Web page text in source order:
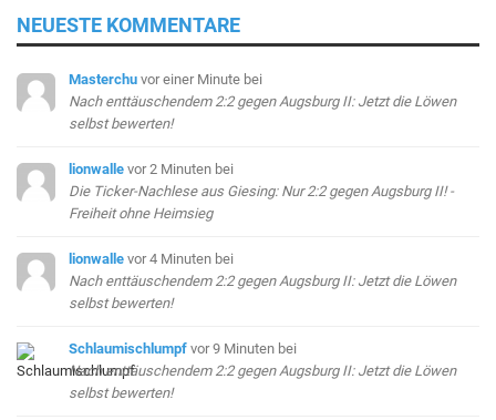
NEUESTE KOMMENTARE
Masterchu vor einer Minute bei
Nach enttäuschendem 2:2 gegen Augsburg II: Jetzt die Löwen
selbst bewerten!
lionwalle vor 2 Minuten bei
Die Ticker-Nachlese aus Giesing: Nur 2:2 gegen Augsburg II! -
Freiheit ohne Heimsieg
lionwalle vor 4 Minuten bei
Nach enttäuschendem 2:2 gegen Augsburg II: Jetzt die Löwen
selbst bewerten!
Schlaumischlumpf vor 9 Minuten bei
Nach enttäuschendem 2:2 gegen Augsburg II: Jetzt die Löwen
selbst bewerten!